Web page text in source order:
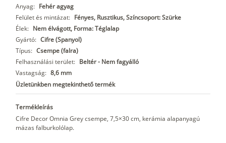
Anyag: Fehér agyag
Felület és mintázat: Fényes, Rusztikus, Színcsoport: Szürke
Élek: Nem élvágott, Forma: Téglalap
Gyártó: Cifre (Spanyol)
Típus: Csempe (falra)
Felhasználási terület: Beltér - Nem fagyálló
Vastagság: 8,6 mm
Üzletünkben megtekinthető termék
Termékleírás
Cifre Decor Omnia Grey csempe, 7,5×30 cm, kerámia alapanyagú
mázas falburkolólap.